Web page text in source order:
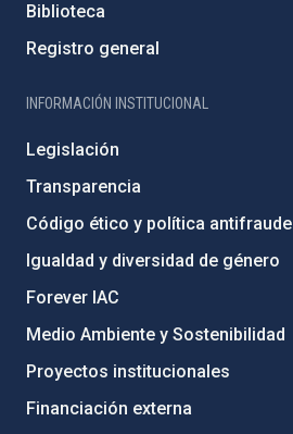
Biblioteca
Registro general
INFORMACIÓN INSTITUCIONAL
Legislación
Transparencia
Código ético y política antifraude
Igualdad y diversidad de género
Forever IAC
Medio Ambiente y Sostenibilidad
Proyectos institucionales
Financiación externa